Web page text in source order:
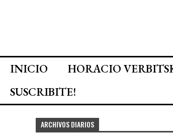
INICIO HORACIO
SUSCRIBITE!
ARCHIVOS DIARIOS